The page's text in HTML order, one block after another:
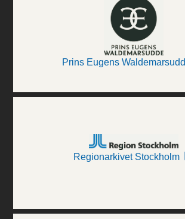
Prins Eugens
Regionarkivet Stockholm